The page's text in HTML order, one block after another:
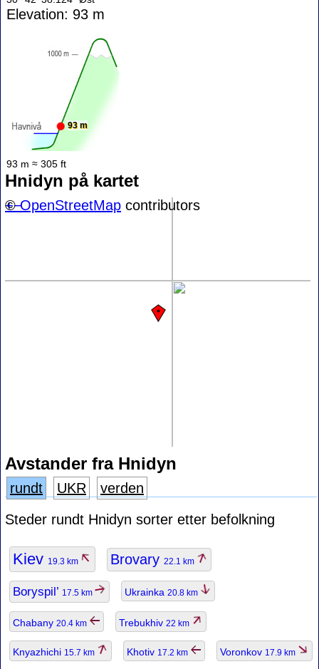
Elevation: 93 m
93 m
93 m ≈ 305 ft
Hnidyn på kartet
+−
©OpenStreetMap contributors
Avstander fra Hnidyn
rundt UKR
verden
Steder rundt Hnidyn sorter etter befolkning
Kiev 19.3 km Brovary 22.1 km
Boryspil’ 17.5 km Ukrainka 20.8 km
Chabany 20.4 km Trebukhiv 22 km
Knyazhichi 15.7 km Khotiv 17.2 km Voronkov 17.9 km